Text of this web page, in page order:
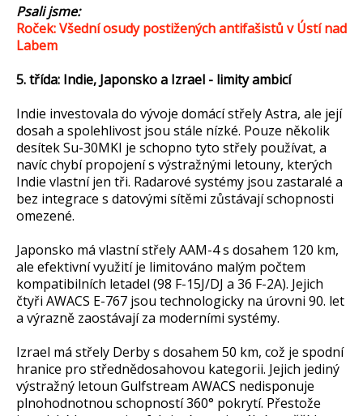
Psali jsme:
Roček: Všední osudy postižených antifašistů v Ústí nad
Labem
5. třída: Indie, Japonsko a Izrael - limity ambicí
Indie investovala do vývoje domácí střely Astra, ale její
dosah a spolehlivost jsou stále nízké. Pouze několik
desítek Su-30MKI je schopno tyto střely používat, a
navíc chybí propojení s výstražnými letouny, kterých
Indie vlastní jen tři. Radarové systémy jsou zastaralé a
bez integrace s datovými sítěmi zůstávají schopnosti
omezené.
Japonsko má vlastní střely AAM-4 s dosahem 120 km,
ale efektivní využití je limitováno malým počtem
kompatibilních letadel (98 F-15J/DJ a 36 F-2A). Jejich
čtyři AWACS E-767 jsou technologicky na úrovni 90. let
a výrazně zaostávají za moderními systémy.
Izrael má střely Derby s dosahem 50 km, což je spodní
hranice pro střednědosahovou kategorii. Jejich jediný
výstražný letoun Gulfstream AWACS nedisponuje
plnohodnotnou schopností 360° pokrytí. Přestože